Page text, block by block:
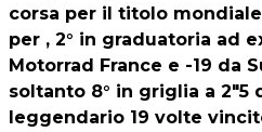
corsa per il titolo
per , 2° in graduatoria ad
Motorrad France e -19 da
soltanto 8° in griglia a 2"5
leggendario 19 volte